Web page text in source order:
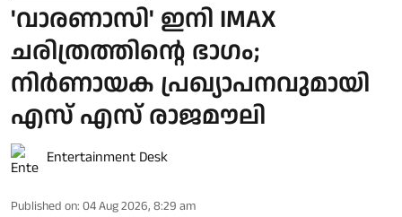
'വാരണാസി' ഇനി IMAX
ചരിത്രത്തിന്റെ ഭാഗം;
നിർണായക പ്രഖ്യാപനവുമായി
എസ് എസ് രാജമൗലി
Entertainment Desk
Published on: 04 Aug 2026, 8:29 am